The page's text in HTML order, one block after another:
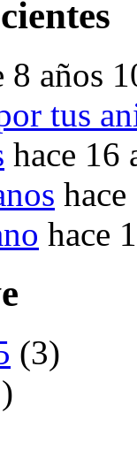
8 años
tus
hace 16
hace
(3)